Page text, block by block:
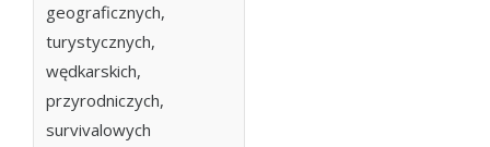
geograficznych,
turystycznych,
wędkarskich,
przyrodniczych,
survivalowych